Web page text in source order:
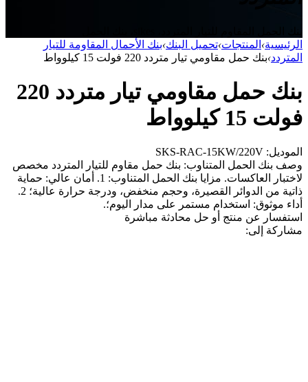
الرئيسية› المنتجات›تحميل البنك›بنك الأحمال المقاومة للتيار
المتردد›بنك حمل مقاومي تيار متردد 220 فولت 15 كيلوواط
بنك حمل مقاومي تيار متردد 220
فولت 15 كيلوواط
الموديل: SKS-RAC-15KW/220V
وصف بنك الحمل المتناوب: بنك حمل مقاوم للتيار المتردد مخصص
لاختبار العاكسات. مزايا بنك الحمل المتناوب: 1. أمان عالي: حماية
ذاتية من الدوائر القصيرة، وحجم منخفض، ودرجة حرارة عالية؛ 2.
أداء موثوق: استخدام مستمر على مدار اليوم؛.
استفسار عن منتج أو حل محادثة مباشرة
مشاركة إلى: